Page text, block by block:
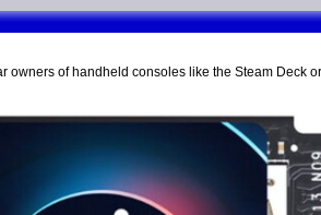
owners of handheld consoles like the Steam Deck